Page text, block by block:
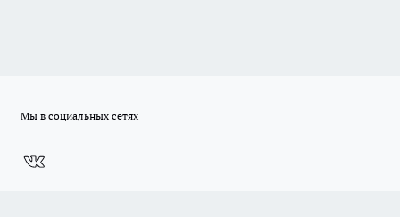
Мы в социальных сетях